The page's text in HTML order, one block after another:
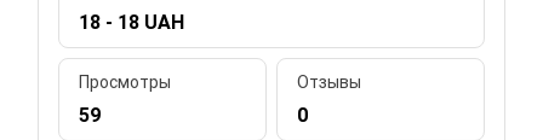
18 - 18 UAH
Просмотры
59
Отзывы
0